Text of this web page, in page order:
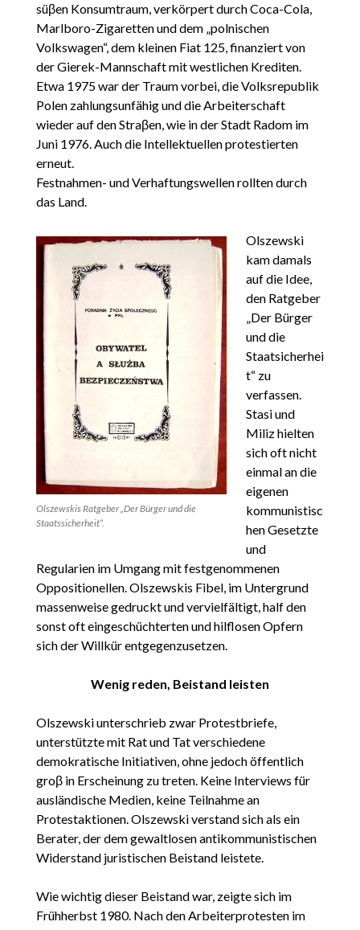
süβen Konsumtraum, verkörpert durch Coca-Cola,
Marlboro-Zigaretten und dem „polnischen
Volkswagen“, dem kleinen Fiat 125, finanziert von
der Gierek-Mannschaft mit westlichen Krediten.
Etwa 1975 war der Traum vorbei, die Volksrepublik
Polen zahlungsunfähig und die Arbeiterschaft
wieder auf den Straβen, wie in der Stadt Radom im
Juni 1976. Auch die Intellektuellen protestierten
erneut.
Festnahmen- und Verhaftungswellen rollten durch
das Land.
Olszewskis Ratgeber „Der Bürger und die
Staatssicherheit“.
Olszewski
kam damals
auf die Idee,
den Ratgeber
„Der Bürger
und die
Staatsicherhei
t“ zu
verfassen.
Stasi und
Miliz hielten
sich oft nicht
einmal an die
eigenen
kommunistisc
hen Gesetzte
und
Regularien im Umgang mit festgenommenen
Oppositionellen. Olszewskis Fibel, im Untergrund
massenweise gedruckt und vervielfältigt, half den
sonst oft eingeschüchterten und hilflosen Opfern
sich der Willkür entgegenzusetzen.
Wenig reden, Beistand leisten
Olszewski unterschrieb zwar Protestbriefe,
unterstützte mit Rat und Tat verschiedene
demokratische Initiativen, ohne jedoch öffentlich
groβ in Erscheinung zu treten. Keine Interviews für
ausländische Medien, keine Teilnahme an
Protestaktionen. Olszewski verstand sich als ein
Berater, der dem gewaltlosen antikommunistischen
Widerstand juristischen Beistand leistete.
Wie wichtig dieser Beistand war, zeigte sich im
Frühherbst 1980. Nach den Arbeiterprotesten im